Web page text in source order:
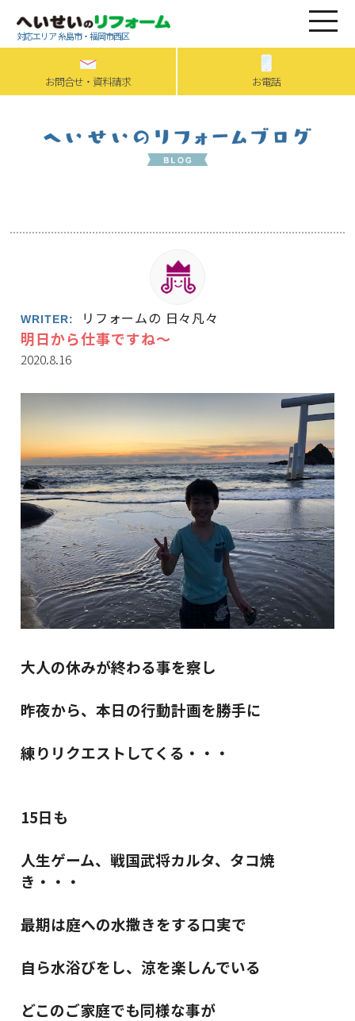
対応エリア 糸島市・福岡市西区
お問合せ・資料請求 お電話
WRITER: リフォームの 日々凡々
明日から仕事ですね～
2020.8.16
大人の休みが終わる事を察し
昨夜から、本日の行動計画を勝手に
練りリクエストしてくる・・・
15日も
人生ゲーム、戦国武将カルタ、タコ焼
き・・・
最期は庭への水撒きをする口実で
自ら水浴びをし、涼を楽しんでいる
どこのご家庭でも同様な事が